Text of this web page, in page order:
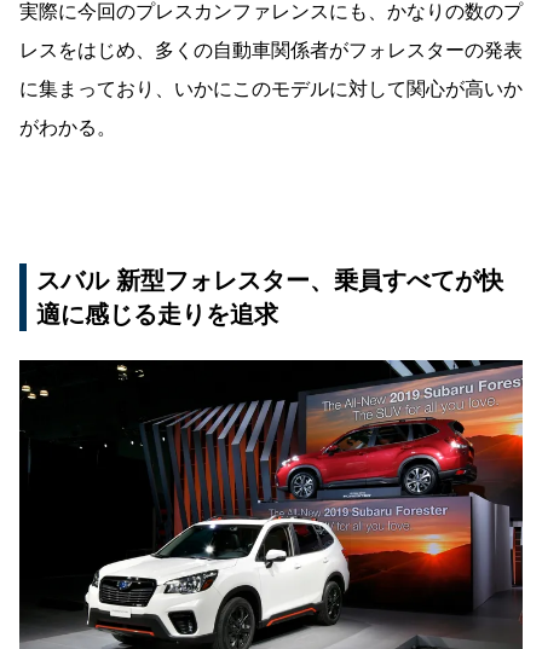
実際に今回のプレスカンファレンスにも、かなりの数のプ
レスをはじめ、多くの自動車関係者がフォレスターの発表
に集まっており、いかにこのモデルに対して関心が高いか
がわかる。
スバル 新型フォレスター、乗員すべてが快
適に感じる走りを追求